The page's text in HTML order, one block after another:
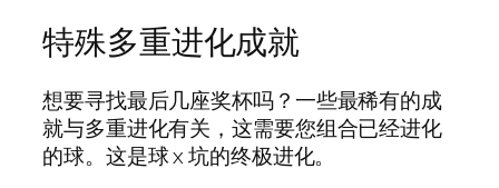
特殊多重进化成就
想要寻找最后几座奖杯吗？一些最稀有的成
就与多重进化有关，这需要您组合已经进化
的球。这是球 x 坑的终极进化。